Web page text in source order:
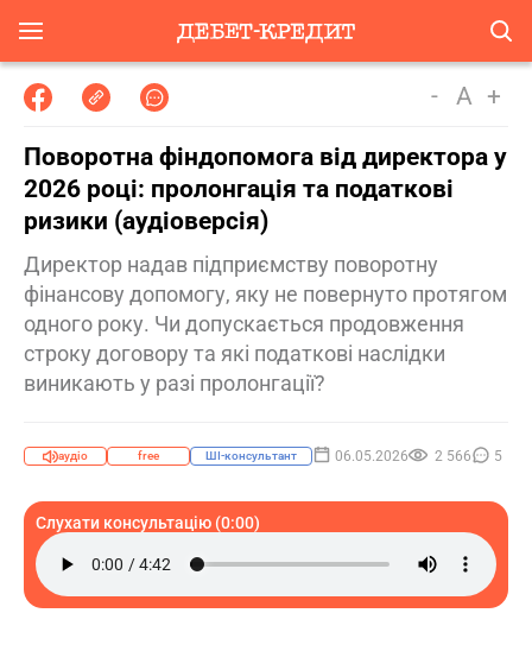
- A +
Поворотна фіндопомога від директора у
2026 році: пролонгація та податкові
ризики (аудіоверсія)
Директор надав підприємству поворотну
фінансову допомогу, яку не повернуто протягом
одного року. Чи допускається продовження
строку договору та які податкові наслідки
виникають у разі пролонгації?
аудіо free ШІ-консультант 06.05.2026 2 566 5
Слухати консультацію (0:00)